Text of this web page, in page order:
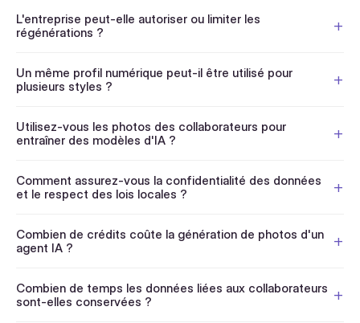
L'entreprise peut-elle autoriser ou limiter les
régénérations ?
Un même profil numérique peut-il être utilisé pour
plusieurs styles ?
Utilisez-vous les photos des collaborateurs pour
entraîner des modèles d'IA ?
Comment assurez-vous la confidentialité des données
et le respect des lois locales ?
Combien de crédits coûte la génération de photos d'un
agent IA ?
Combien de temps les données liées aux collaborateurs
sont-elles conservées ?